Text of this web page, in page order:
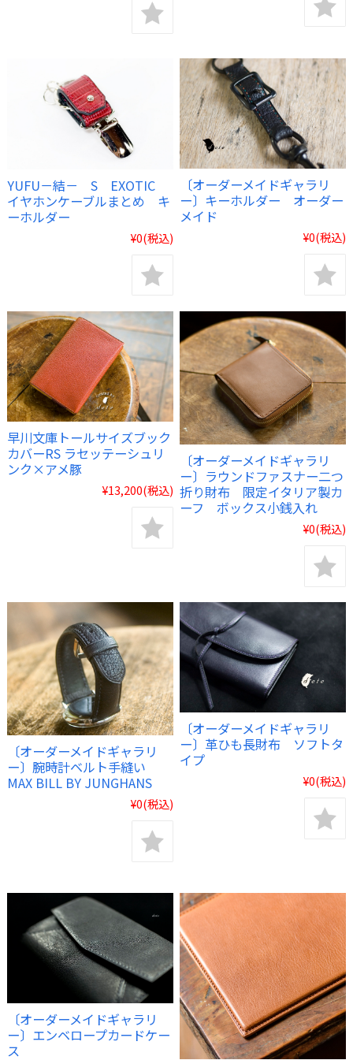
YUFU－結－ S EXOTIC
イヤホンケーブルまとめ キ
ーホルダー
¥0(税込)
〔オーダーメイドギャラリ
ー〕キーホルダー オーダー
メイド
¥0(税込)
早川文庫トールサイズブック
カバーRS ラセッテーシュリ
ンク×アメ豚
¥13,200(税込)
〔オーダーメイドギャラリ
ー〕ラウンドファスナー二つ
折り財布 限定イタリア製カ
ーフ ボックス小銭入れ
¥0(税込)
〔オーダーメイドギャラリ
ー〕腕時計ベルト手縫い
MAX BILL BY JUNGHANS
¥0(税込)
〔オーダーメイドギャラリ
ー〕革ひも長財布 ソフトタ
イプ
¥0(税込)
〔オーダーメイドギャラリ
ー〕エンベロープカードケー
ス